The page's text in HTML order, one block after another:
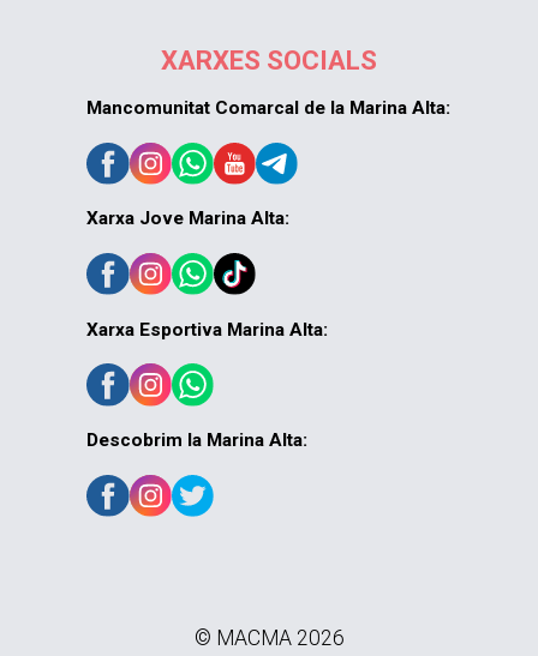
XARXES SOCIALS
Mancomunitat Comarcal de la Marina Alta:
Xarxa Jove Marina Alta:
Xarxa Esportiva Marina Alta:
Descobrim la Marina Alta:
© MACMA 2026